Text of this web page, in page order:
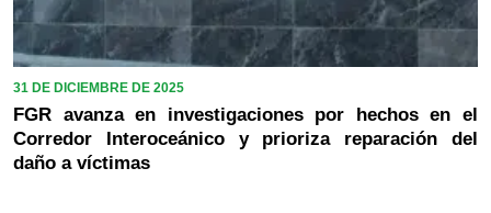
31 DE DICIEMBRE DE 2025
FGR avanza en investigaciones por hechos en el
Corredor Interoceánico y prioriza reparación del
daño a víctimas